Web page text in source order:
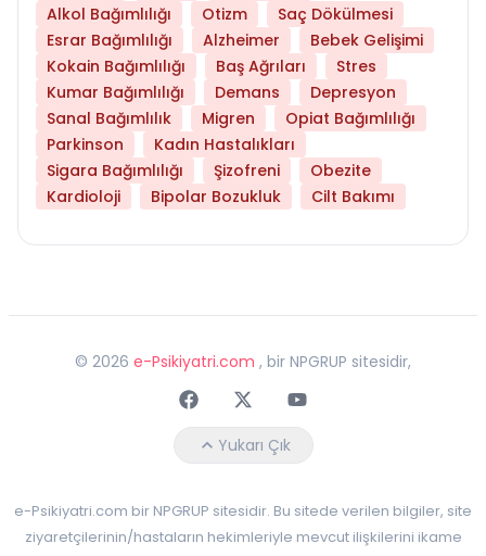
Alkol Bağımlılığı
Otizm
Saç Dökülmesi
Esrar Bağımlılığı
Alzheimer
Bebek Gelişimi
Kokain Bağımlılığı
Baş Ağrıları
Stres
Kumar Bağımlılığı
Demans
Depresyon
Sanal Bağımlılık
Migren
Opiat Bağımlılığı
Parkinson
Kadın Hastalıkları
Sigara Bağımlılığı
Şizofreni
Obezite
Kardioloji
Bipolar Bozukluk Cilt Bakımı
© 2026 e-Psikiyatri.com , bir NPGRUP sitesidir,
FaceebokTwitterYoutube
Yukarı Çık
e-Psikiyatri.com bir NPGRUP sitesidir. Bu sitede verilen bilgiler, site
ziyaretçilerinin/hastaların hekimleriyle mevcut ilişkilerini ikame